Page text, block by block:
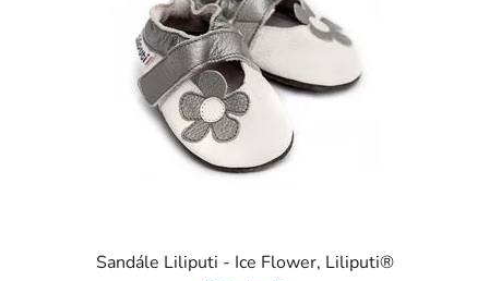
Sandále Liliputi - Ice Flower, Liliputi®